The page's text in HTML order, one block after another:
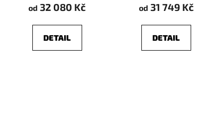
od 32 080 Kč
DETAIL
od 31 749 Kč
DETAIL